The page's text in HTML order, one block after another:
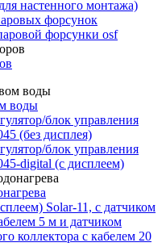
настенного монтажа)
форсунок
форсунки osf
воды
блок управления
(без дисплея)
блок управления
digital (с дисплеем)
Solar-11, с датчиком
5 м и датчиком
коллектора с кабелем 20